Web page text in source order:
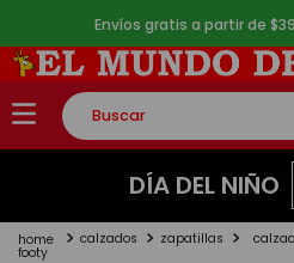
Envíos gratis a partir de
Buscar
TÉRMINOS MÁS BUSCADOS
2.
lego
DÍA DEL NIÑO
calzados zapatillas
footy